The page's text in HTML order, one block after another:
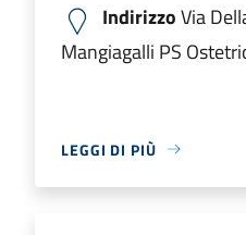
IndirizzoVia
Mangiagalli PS
LEGGI DI PIÙ